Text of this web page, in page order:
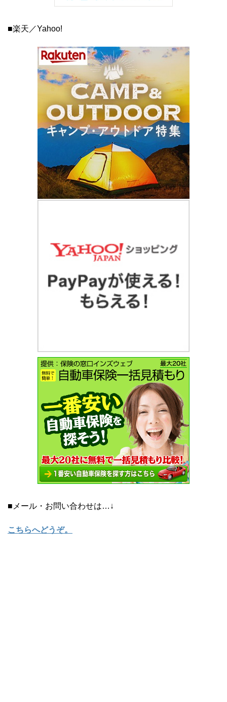
■楽天／Yahoo!
■メール・お問い合わせは…↓
こちらへどうぞ。